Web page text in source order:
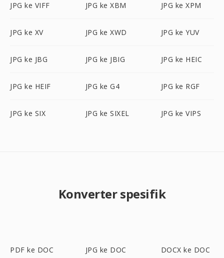
JPG ke VIFF JPG ke XBM JPG ke XPM
JPG ke XV JPG ke XWD JPG ke YUV
JPG ke JBG JPG ke JBIG JPG ke HEIC
JPG ke HEIF JPG ke G4 JPG ke RGF
JPG ke SIX JPG ke SIXEL JPG ke VIPS
Konverter spesifik
PDF ke DOC JPG ke DOC DOCX ke DOC